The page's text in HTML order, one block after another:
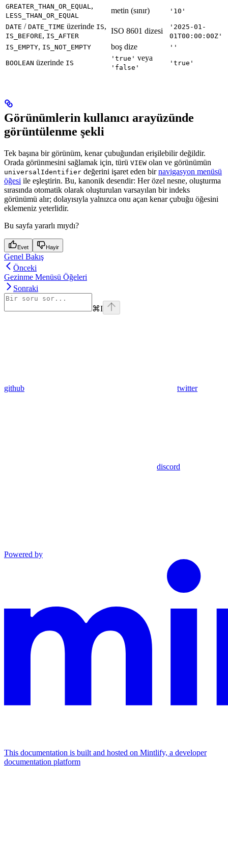
GREATER_THAN_OR_EQUAL,
LESS_THAN_OR_EQUAL
metin (sınır) '10'
DATE / DATE_TIME üzerinde IS,
IS_BEFORE, IS_AFTER
ISO 8601 dizesi
'2025-01-
01T00:00:00Z'
IS_EMPTY, IS_NOT_EMPTY boş dize ''
BOOLEAN üzerinde IS
'true' veya
'false'
'true'
Görünümlerin kullanıcı arayüzünde
görüntülenme şekli
Tek başına bir görünüm, kenar çubuğundan erişilebilir değildir.
Orada görünmesini sağlamak için, türü VIEW olan ve görünümün
universalIdentifier değerini işaret eden birnavigasyon menüsü
öğesi ile eşleştirin. Bu, kanonik desendir: Her özel nesne, oluşturma
sırasında otomatik olarak oluşturulan varsayılan bir indeks
görünümü alır; dolayısıyla yalnızca onu açan kenar çubuğu öğesini
eklemeniz yeterlidir.
Bu sayfa yararlı mıydı?
Evet Hayir
Genel Bakış
Önceki
Gezinme Menüsü Öğeleri
Sonraki
⌘I
github twitter
discord
Powered by
This documentation is built and hosted on Mintlify, a developer
documentation platform